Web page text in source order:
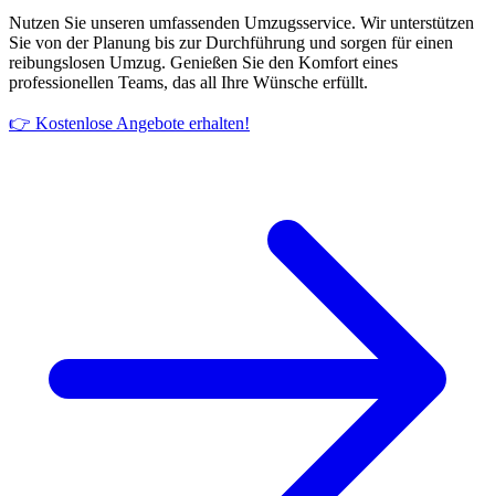
Nutzen Sie unseren umfassenden Umzugsservice. Wir unterstützen
Sie von der Planung bis zur Durchführung und sorgen für einen
reibungslosen Umzug. Genießen Sie den Komfort eines
professionellen Teams, das all Ihre Wünsche erfüllt.
👉 Kostenlose Angebote erhalten!